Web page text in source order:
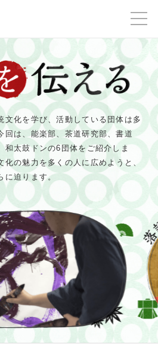
文化を学び、活動している団体は多
回は、能楽部、茶道研究部、書道
和太鼓ドンの6団体をご紹介しま
化の魅力を多くの人に広めようと、
に迫ります。